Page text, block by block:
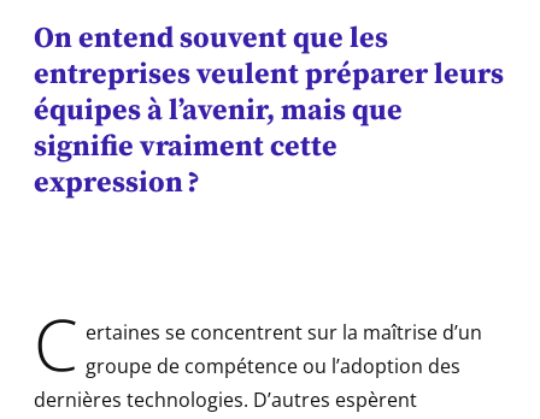
On entend souvent que les
entreprises veulent préparer leurs
équipes à l’avenir, mais que
signifie vraiment cette
expression ?
C ertaines se concentrent sur la maîtrise d’un
groupe de compétence ou l’adoption des
dernières technologies. D’autres espèrent